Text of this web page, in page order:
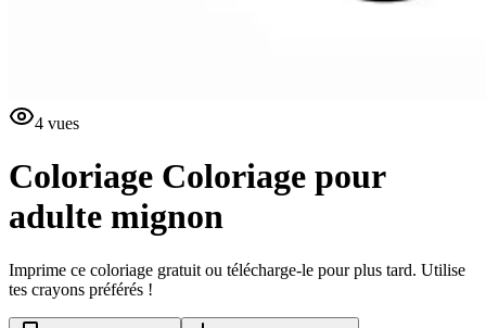
4 vues
Coloriage Coloriage pour
adulte mignon
Imprime ce coloriage gratuit ou télécharge-le pour plus tard. Utilise
tes crayons préférés !